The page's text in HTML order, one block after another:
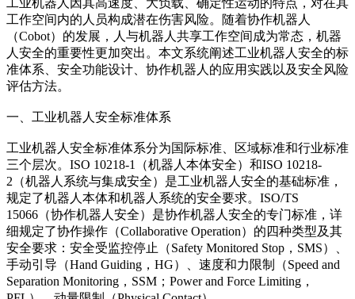
工作空间内的人员构成潜在伤害风险。随着协作机器人
（Cobot）的发展，人与机器人共享工作空间成为常态，机器
人安全的重要性更加突出。本文系统阐述工业机器人安全的标
准体系、安全功能设计、协作机器人的应用实践以及安全风险
评估方法。
一、工业机器人安全标准体系
工业机器人安全标准体系分为国际标准、区域标准和行业标准
三个层次。ISO 10218-1（机器人本体安全）和ISO 10218-
2（机器人系统与集成安全）是工业机器人安全的基础标准，
规定了机器人本体和机器人系统的安全要求。ISO/TS
15066（协作机器人安全）是协作机器人安全的专门标准，详
细规定了协作操作（Collaborative Operation）的四种类型及其
安全要求：安全受监控停止（Safety Monitored Stop，SMS）、
手动引导（Hand Guiding，HG）、速度和力限制（Speed and
Separation Monitoring，SSM；Power and Force Limiting，